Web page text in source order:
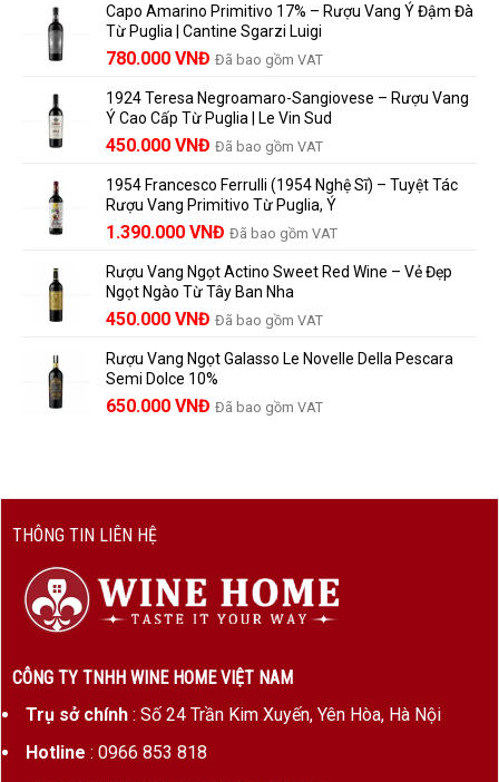
lựa
chọn
đáng
nhãn
rượu
vang
và
những
người
vang
nên
biết
Được
Bao
Lâu?
Hướng
Dẫn
Lưu
Trữ
Và
Thành
Capo Amarino Primitivo 17% – Rượu Vang Ý Đậm Đà
Từ Puglia | Cantine Sgarzi Luigi
Giá
là:
858.000 VNĐ.
780.000 VNĐ Giá
tại
là:
780.000 VNĐ.
Đã bao gồm VAT
1924 Teresa Negroamaro-Sangiovese – Rượu Vang
Ý Cao Cấp Từ Puglia | Le Vin Sud
Giá
là:
495.000 VNĐ.
450.000 VNĐ Giá
tại
là:
450.000 VNĐ.
Đã bao gồm VAT
1954 Francesco Ferrulli (1954 Nghệ Sĩ) – Tuyệt Tác
Rượu Vang Primitivo Từ Puglia, Ý
Giá
là:
1.529.000 VNĐ.
1.390.000 VNĐ Giá
tại
là:
1.390.000 VNĐ.
Đã bao gồm VAT
Rượu Vang Ngọt Actino Sweet Red Wine – Vẻ Đẹp
Ngọt Ngào Từ Tây Ban Nha
450.000 VNĐ Đã bao gồm VAT
Rượu Vang Ngọt Galasso Le Novelle Della Pescara
Semi Dolce 10%
650.000 VNĐ Đã bao gồm VAT
THÔNG TIN LIÊN HỆ
CÔNG TY TNHH WINE HOME VIỆT NAM
Trụ sở chính: Số 24 Trần Kim Xuyến, Yên Hòa, Hà Nội
Hotline : 0966 853 818